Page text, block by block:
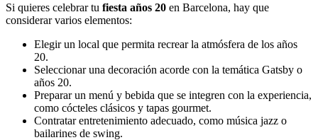
Si quieres celebrar tu fiesta años 20 en Barcelona, hay que
considerar varios elementos:
Elegir un local que permita recrear la atmósfera de los años
20.
Seleccionar una decoración acorde con la temática Gatsby o
años 20.
Preparar un menú y bebida que se integren con la experiencia,
como cócteles clásicos y tapas gourmet.
Contratar entretenimiento adecuado, como música jazz o
bailarines de swing.